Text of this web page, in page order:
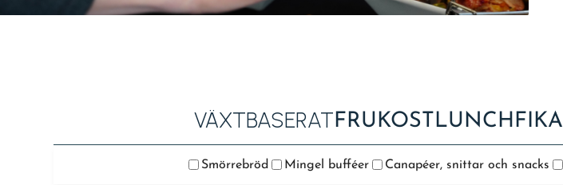
FIKA
LUNCH
FRUKOST
VÄXTBASERAT
Smörrebröd Mingel bufféer Canapéer, snittar och snacks